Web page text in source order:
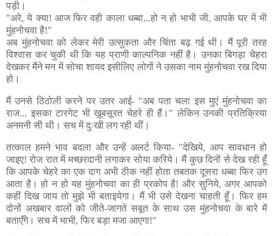
पड़ी।
"अरे, ये क्या! आज फिर वही काला धब्बा...हो न हो भाभी जी, आपके घर में भी
मुंहनोचवा है!"
अब मुंहनोचवा को लेकर मेरी उत्सुकता और चिंता बढ़ गई थी। मैं पूरी तरह
विश्वास कर चुकी थी कि यह प्राणी काल्पनिक नहीं है। उनका बिगड़ा चेहरा
देखकर मैंने मन में सोचा शायद इसीलिए लोगों ने उसका नाम मुंहनोचवा रख दिया
हो।
मैं उनसे ठिठोली करने पर उतर आई- "अब पता चला इस मुएं मुंहनोचवा का
राज... इसका टारगेट भी ख़ूबसूरत चेहरे ही हैं।" लेकिन उनकी प्रतिक्रिया
अनमनी सी थी। सच में दुःखी लग रही थीं।
तत्काल हमने भाव बदला और उन्हें अलर्ट किया- "देखिये, आप सावधान हो
जाइए! रोज रात में मच्छरदानी लगाकर सोया करिये। मैं कुछ दिनों से देख रही हूँ
कि आपके चेहरे का एक दाग अभी ठीक नहीं होता तबतक दूसरा धब्बा फिर उग
आता है। हो न हो यह मुंहनोचवा का ही प्रकोप है! और सुनिये, अगर आपको
कहीं दिख जाय तो मुझे भी बताइयेगा। मैं भी उसे देखना चाहती हूँ। फिर हम
दोनों अखबार वालों को जीते-जागते सबूत के साथ उस मुंहनोचवा के बारे में
बताएँगे। सच में भाभी, फिर बड़ा मजा आएगा!"